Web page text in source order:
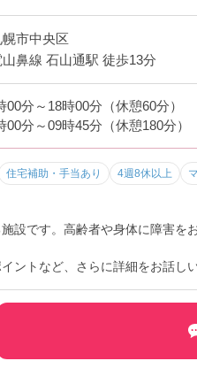
市中央区
鼻線 石山通駅 徒歩13分
00分～18時00分（休憩60分）
00分～09時45分（休憩180分）
住宅補助・手当あり 4週8休以上
設です。高齢者や身体に障害
ントなど、さらに詳細をお話し